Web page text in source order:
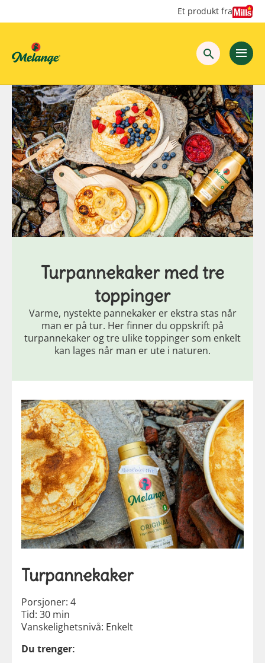
Et produkt fra
Turpannekaker med tre
toppinger
Varme, nystekte pannekaker er ekstra stas når
man er på tur. Her finner du oppskrift på
turpannekaker og tre ulike toppinger som enkelt
kan lages når man er ute i naturen.
Turpannekaker
Porsjoner: 4
Tid: 30 min
Vanskelighetsnivå: Enkelt
Du trenger: